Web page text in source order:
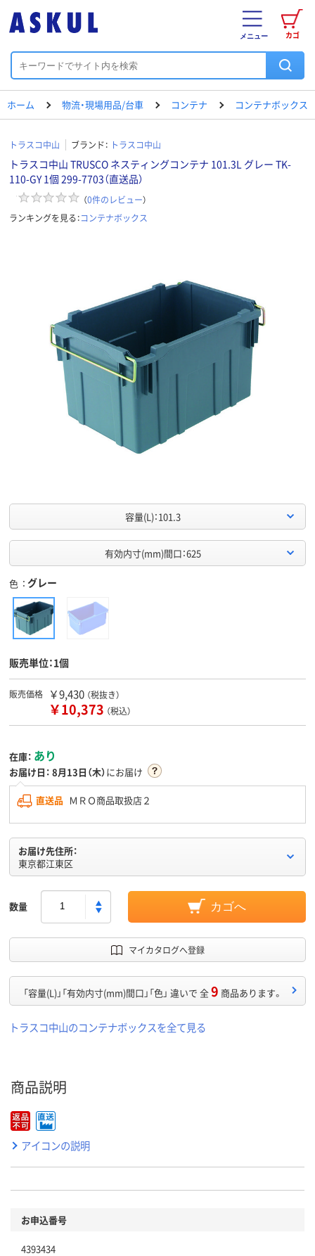
カゴ
メニュー
ホーム 物流・現場用品/台車 コンテナ コンテナボックス
トラスコ中山 ブランド： トラスコ中山
トラスコ中山 TRUSCO ネスティングコンテナ 101.3L グレー TK-
110-GY 1個 299-7703（直送品）
（0件のレビュー）
ランキングを見る：コンテナボックス
容量(L)：101.3
有効内寸(mm)間口：625
色 グレー
販売単位：1個
販売価格 ￥9,430 （税抜き）
￥10,373 （税込）
在庫： あり
お届け日： 8月13日（木）にお届け
直送品 ＭＲＯ商品取扱店２
お届け先住所：
東京都江東区
数量 カゴへ
マイカタログへ登録
「容量(L)」「有効内寸(mm)間口」「色」 違いで 全9 商品あります。
トラスコ中山のコンテナボックスを全て見る
商品説明
アイコンの説明
お申込番号
4393434